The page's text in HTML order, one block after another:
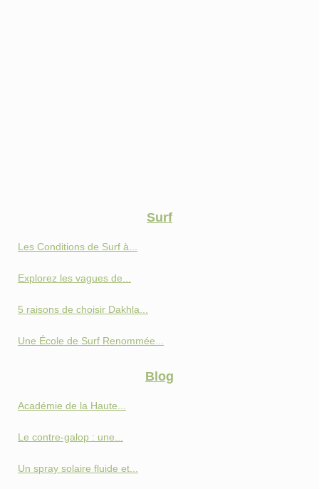
Surf
Les Conditions de Surf à...
Explorez les vagues de...
5 raisons de choisir Dakhla...
Une École de Surf Renommée...
Blog
Académie de la Haute...
Le contre-galop : une...
Un spray solaire fluide et...